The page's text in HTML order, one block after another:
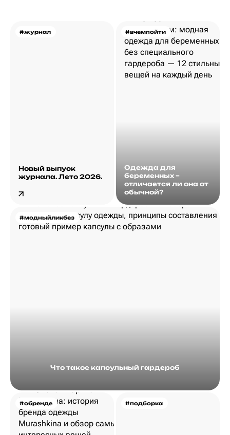
#журнал
Новый выпуск
журнала. Лето 2026.
#вчемпойти
Одежда для
беременных –
отличается ли она от
обычной?
#модныйликбез
Что такое капсульный гардероб
#обренде #подборка